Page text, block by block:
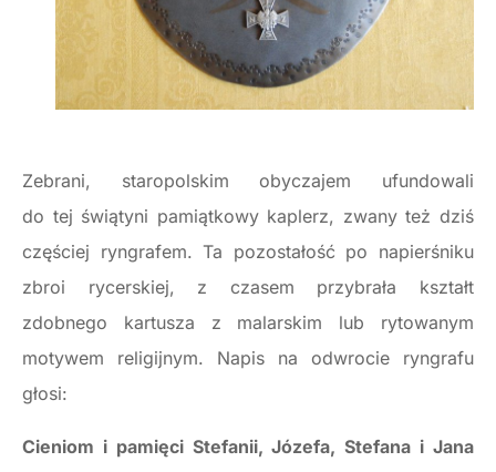
Zebrani, staropolskim obyczajem ufundowali
do tej świątyni pamiątkowy kaplerz, zwany też dziś
częściej ryngrafem. Ta pozostałość po napierśniku
zbroi rycerskiej, z czasem przybrała kształt
zdobnego kartusza z malarskim lub rytowanym
motywem religijnym. Napis na odwrocie ryngrafu
głosi:
Cieniom i pamięci Stefanii, Józefa, Stefana i Jana